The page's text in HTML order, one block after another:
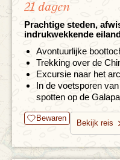
21 dagen
Prachtige steden,
indrukwekkende
Avontuurlijke
Trekking over de
Excursie naar het
In de voetsporen
spotten op de
Bewaren
Bekijk reis